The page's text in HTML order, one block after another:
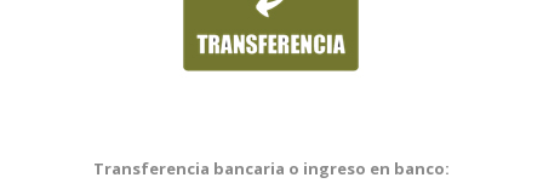
Transferencia bancaria o ingreso en banco: